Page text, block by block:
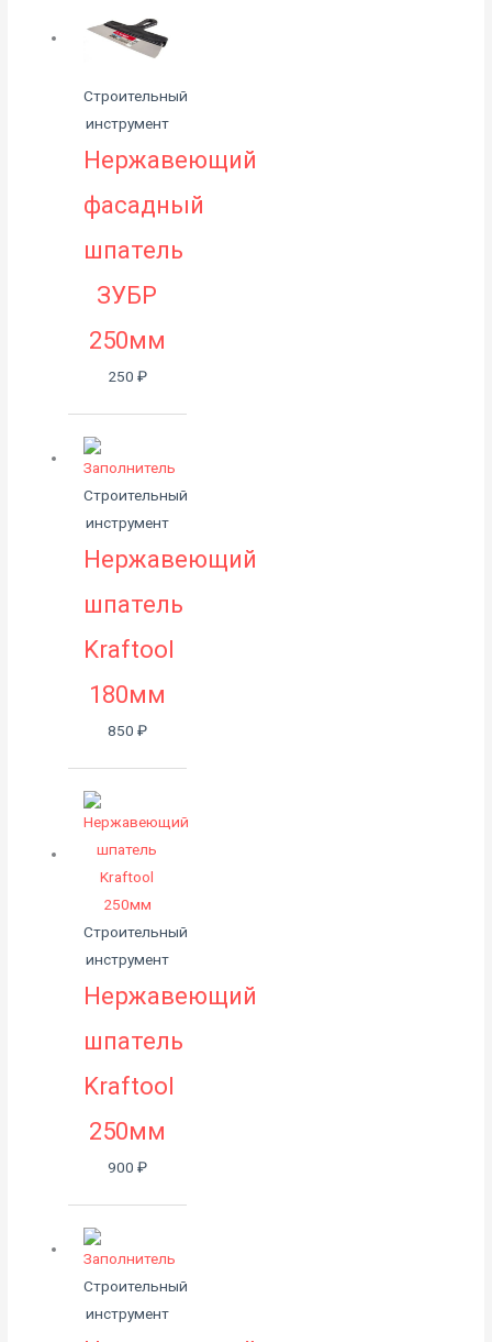
Строительный
инструмент
Нержавеющий
фасадный
шпатель
ЗУБР
250мм
250 ₽
Строительный
инструмент
Нержавеющий
шпатель
Kraftool
180мм
850 ₽
Строительный
инструмент
Нержавеющий
шпатель
Kraftool
250мм
900 ₽
Строительный
инструмент